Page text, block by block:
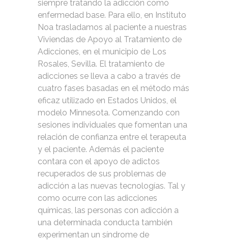
siempre tratando la adicción como
enfermedad base. Para ello, en Instituto
Noa trasladamos al paciente a nuestras
Viviendas de Apoyo al Tratamiento de
Adicciones, en el municipio de Los
Rosales, Sevilla. El tratamiento de
adicciones se lleva a cabo a través de
cuatro fases basadas en el método más
eficaz utilizado en Estados Unidos, el
modelo Minnesota. Comenzando con
sesiones individuales que fomentan una
relación de confianza entre el terapeuta
y el paciente. Además el paciente
contara con el apoyo de adictos
recuperados de sus problemas de
adicción a las nuevas tecnologías. Tal y
como ocurre con las adicciones
químicas, las personas con adicción a
una determinada conducta también
experimentan un síndrome de